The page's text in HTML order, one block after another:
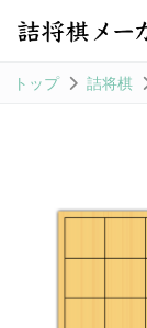
トップ 詰将棋